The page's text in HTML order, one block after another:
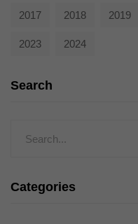
2017 2018 2019
2023 2024
Search
Categories